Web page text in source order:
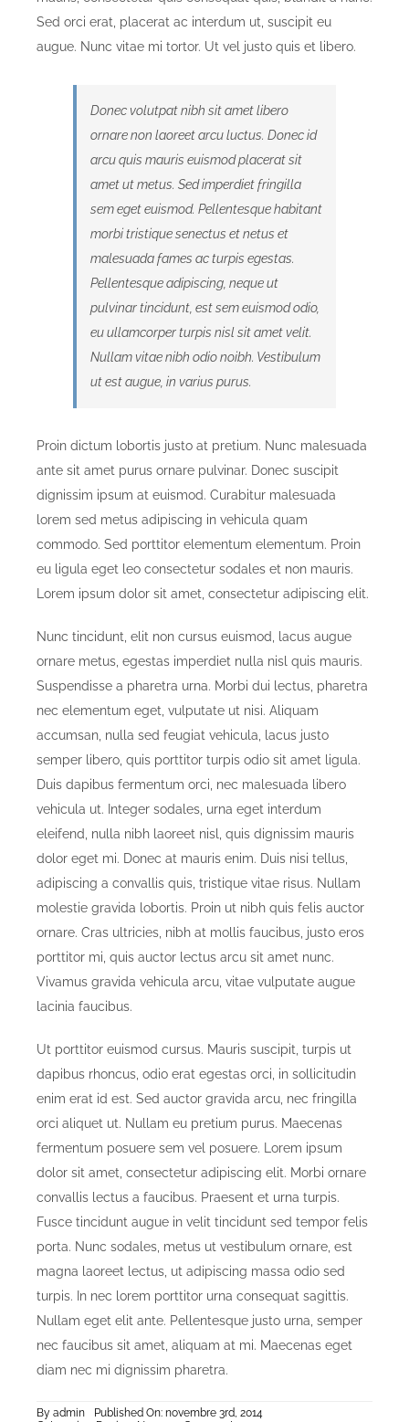
Sed orci erat, placerat ac interdum ut, suscipit eu
augue. Nunc vitae mi tortor. Ut vel justo quis et libero.
Donec volutpat nibh sit amet libero
ornare non laoreet arcu luctus. Donec id
arcu quis mauris euismod placerat sit
amet ut metus. Sed imperdiet fringilla
sem eget euismod. Pellentesque habitant
morbi tristique senectus et netus et
malesuada fames ac turpis egestas.
Pellentesque adipiscing, neque ut
pulvinar tincidunt, est sem euismod odio,
eu ullamcorper turpis nisl sit amet velit.
Nullam vitae nibh odio noibh. Vestibulum
ut est augue, in varius purus.
Proin dictum lobortis justo at pretium. Nunc malesuada
ante sit amet purus ornare pulvinar. Donec suscipit
dignissim ipsum at euismod. Curabitur malesuada
lorem sed metus adipiscing in vehicula quam
commodo. Sed porttitor elementum elementum. Proin
eu ligula eget leo consectetur sodales et non mauris.
Lorem ipsum dolor sit amet, consectetur adipiscing elit.
Nunc tincidunt, elit non cursus euismod, lacus augue
ornare metus, egestas imperdiet nulla nisl quis mauris.
Suspendisse a pharetra urna. Morbi dui lectus, pharetra
nec elementum eget, vulputate ut nisi. Aliquam
accumsan, nulla sed feugiat vehicula, lacus justo
semper libero, quis porttitor turpis odio sit amet ligula.
Duis dapibus fermentum orci, nec malesuada libero
vehicula ut. Integer sodales, urna eget interdum
eleifend, nulla nibh laoreet nisl, quis dignissim mauris
dolor eget mi. Donec at mauris enim. Duis nisi tellus,
adipiscing a convallis quis, tristique vitae risus. Nullam
molestie gravida lobortis. Proin ut nibh quis felis auctor
ornare. Cras ultricies, nibh at mollis faucibus, justo eros
porttitor mi, quis auctor lectus arcu sit amet nunc.
Vivamus gravida vehicula arcu, vitae vulputate augue
lacinia faucibus.
Ut porttitor euismod cursus. Mauris suscipit, turpis ut
dapibus rhoncus, odio erat egestas orci, in sollicitudin
enim erat id est. Sed auctor gravida arcu, nec fringilla
orci aliquet ut. Nullam eu pretium purus. Maecenas
fermentum posuere sem vel posuere. Lorem ipsum
dolor sit amet, consectetur adipiscing elit. Morbi ornare
convallis lectus a faucibus. Praesent et urna turpis.
Fusce tincidunt augue in velit tincidunt sed tempor felis
porta. Nunc sodales, metus ut vestibulum ornare, est
magna laoreet lectus, ut adipiscing massa odio sed
turpis. In nec lorem porttitor urna consequat sagittis.
Nullam eget elit ante. Pellentesque justo urna, semper
nec faucibus sit amet, aliquam at mi. Maecenas eget
diam nec mi dignissim pharetra.
By admin
Published On: novembre 3rd, 2014